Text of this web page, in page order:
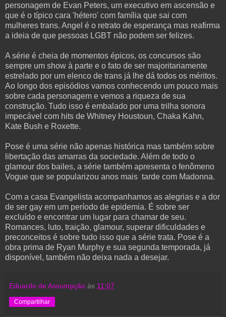
personagem de Evan Peters, um executivo em ascensão e
que é o típico cara 'hétero' com família que sai com
mulheres trans. Angel é o retrato de esperança mas reafirma
a ideia de que pessoas LGBT não podem ser felizes.
A série é cheia de momentos épicos, os concursos são
sempre um show à parte e o fato de ser majoritariamente
estrelado por um elenco de trans já lhe dá todos os méritos.
Ao longo dos episódios vamos conhecendo um pouco mais
sobre cada personagem e vemos a riqueza de sua
construção. Tudo isso é embalado por uma trilha sonora
impecável com hits de Whitney Houstoun, Chaka Kahn,
Kate Bush e Roxette.
Pose é uma série não apenas histórica mas também sobre
libertação das amarras da sociedade. Além de todo o
glamour dos bailes, a série também apresenta o fenômeno
Vogue que se popularizou anos mais tarde com Madonna.
Com a casa Evangelista acompanhamos as alegrias e a dor
de ser gay em um período de epidemia. É sobre ser
excluído e encontrar um lugar para chamar de seu.
Romances, luto, traição, glamour, superar dificuldades e
preconceitos é sobre tudo isso que a série trata. Pose é a
obra prima de Ryan Murphy e sua segunda temporada, já
disponível, também não deixa nada a desejar.
Eduardo de Assumpção às 11:07
Compartilhar